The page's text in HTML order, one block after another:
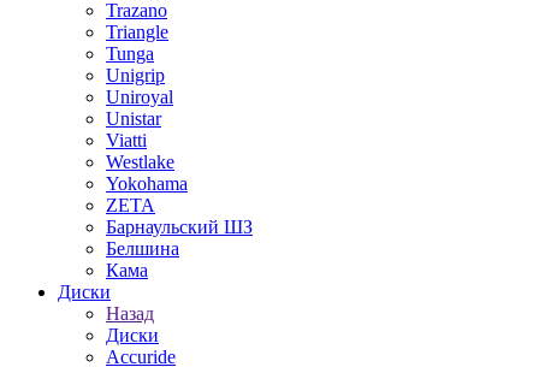
Trazano
Triangle
Tunga
Unigrip
Uniroyal
Unistar
Viatti
Westlake
Yokohama
ZETA
Барнаульский ШЗ
Белшина
Кама
Диски
Назад
Диски
Accuride